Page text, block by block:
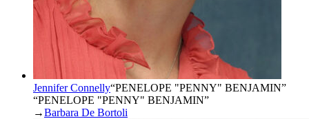
Jennifer Connelly“PENELOPE "PENNY" BENJAMIN”
“PENELOPE "PENNY" BENJAMIN”
→Barbara De Bortoli